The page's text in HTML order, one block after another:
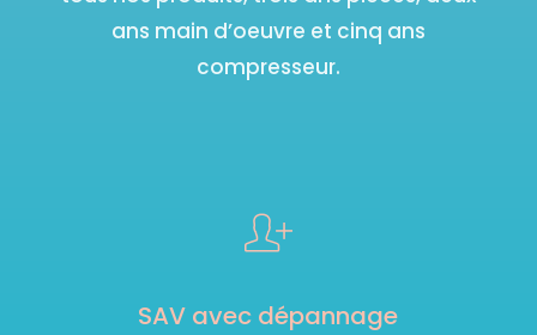
ans main d’oeuvre et cinq ans
compresseur.
SAV avec dépannage